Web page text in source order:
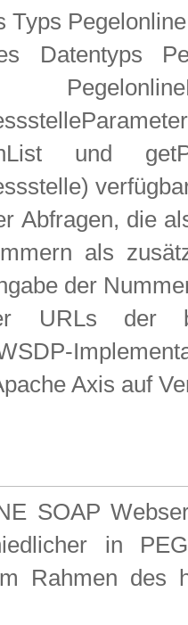
Typs
Datentyps
und
Abfragen, die
als
der
URLs der
Axis auf
SOAP
in
Rahmen des